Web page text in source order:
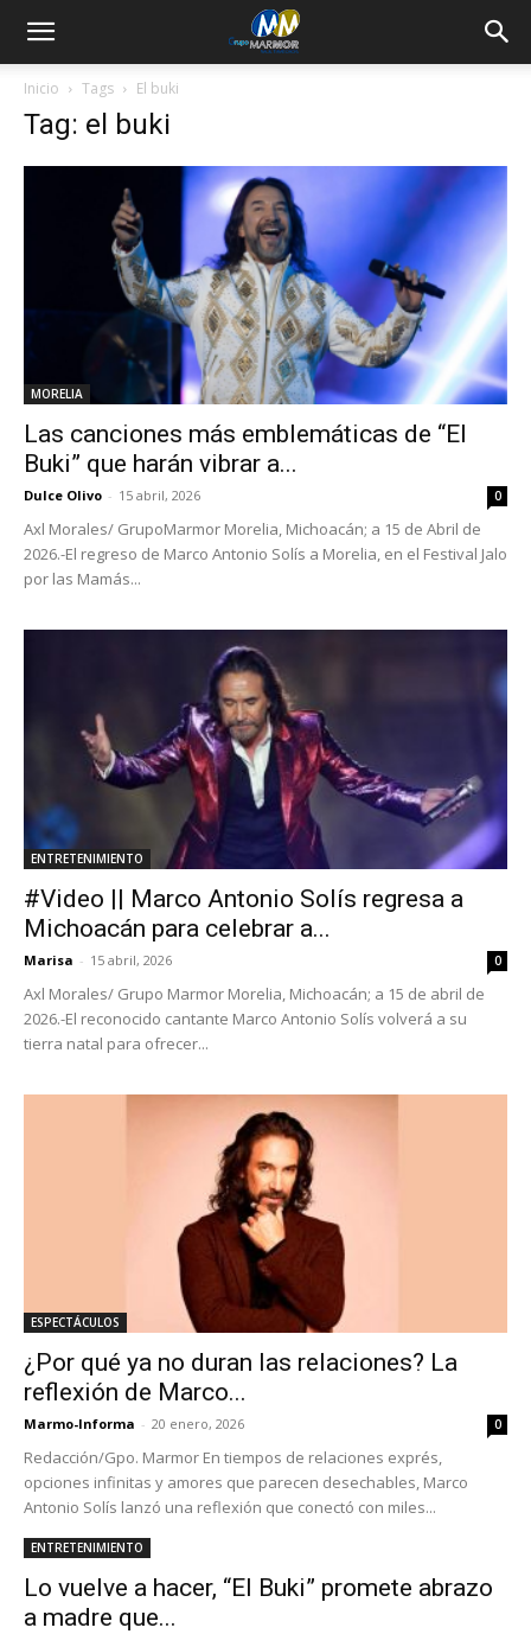
Inicio Tags El buki
Tag: el buki
MORELIA
Las canciones más emblemáticas de “El
Buki” que harán vibrar a...
Dulce Olivo - 15 abril, 2026 0
Axl Morales/ GrupoMarmor Morelia, Michoacán; a 15 de Abril de
2026.-El regreso de Marco Antonio Solís a Morelia, en el Festival Jalo
por las Mamás...
ENTRETENIMIENTO
#Video || Marco Antonio Solís regresa a
Michoacán para celebrar a...
Marisa - 15 abril, 2026 0
Axl Morales/ Grupo Marmor Morelia, Michoacán; a 15 de abril de
2026.-El reconocido cantante Marco Antonio Solís volverá a su
tierra natal para ofrecer...
ESPECTÁCULOS
¿Por qué ya no duran las relaciones? La
reflexión de Marco...
Marmo-Informa - 20 enero, 2026 0
Redacción/Gpo. Marmor En tiempos de relaciones exprés,
opciones infinitas y amores que parecen desechables, Marco
Antonio Solís lanzó una reflexión que conectó con miles...
ENTRETENIMIENTO
Lo vuelve a hacer, “El Buki” promete abrazo
a madre que...